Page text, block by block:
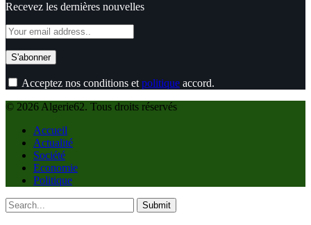
Recevez les dernières nouvelles
Acceptez nos conditions et politique accord.
© 2026 Algerie62. Tous droits réservés
Accueil
Actualité
Société
Economie
Politique
Submit